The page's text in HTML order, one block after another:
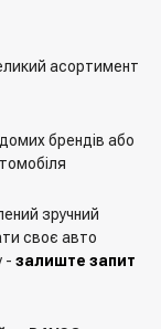
асортимент
брендів або
зручний
своє авто
- залиште запит